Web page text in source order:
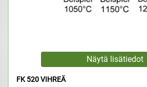
FK 520 VIHREÄ